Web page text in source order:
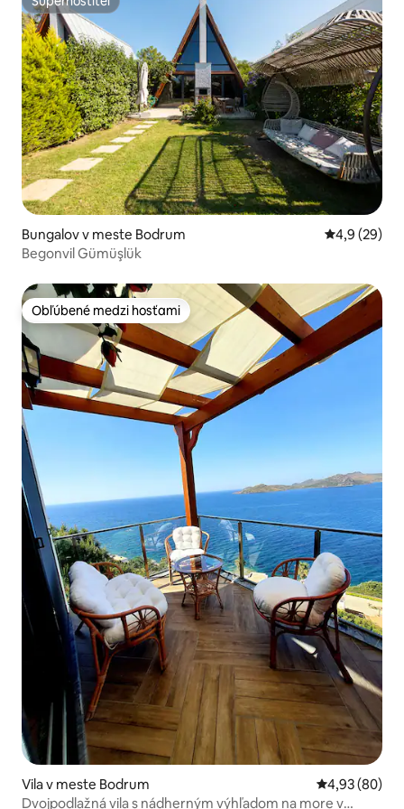
Superhostiteľ
Bungalov v meste Bodrum Priemerné
4,9 (29)
Begonvil Gümüşlük
Obľúbené medzi hosťami
Obľúbené medzi hosťami
Vila v meste Bodrum Priemerné
4,93 (80)
Dvojpodlažná vila s nádherným výhľadom na more v